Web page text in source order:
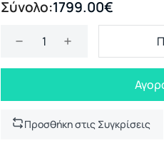
Σύνολο:1799.00€
Προσθήκη στις Συγκρίσεις